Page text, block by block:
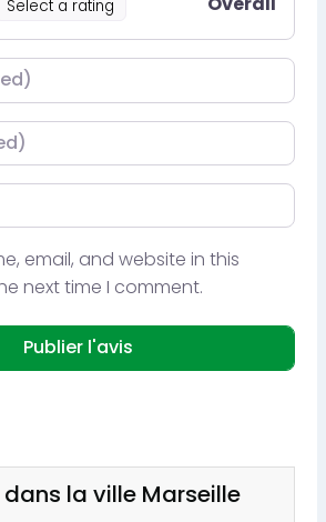
Select a rating
email, and website in this
next time I comment.
la ville Marseille